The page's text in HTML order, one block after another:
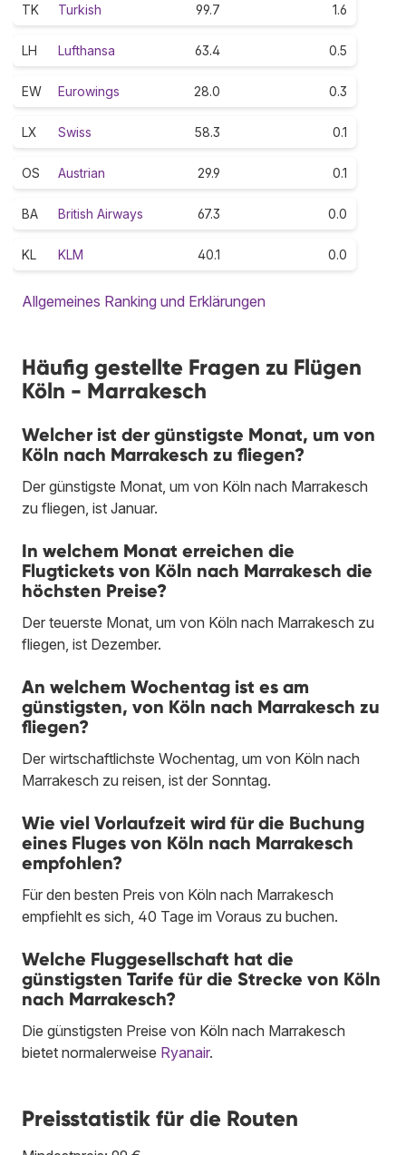
TK Turkish 99.7 1.6
LH Lufthansa 63.4 0.5
EW Eurowings 28.0 0.3
LX Swiss 58.3 0.1
OS Austrian 29.9 0.1
BA British Airways 67.3 0.0
KL KLM 40.1 0.0
Allgemeines Ranking und Erklärungen
Häufig gestellte Fragen zu Flügen
Köln - Marrakesch
Welcher ist der günstigste Monat, um von
Köln nach Marrakesch zu fliegen?
Der günstigste Monat, um von Köln nach Marrakesch
zu fliegen, ist Januar.
In welchem Monat erreichen die
Flugtickets von Köln nach Marrakesch die
höchsten Preise?
Der teuerste Monat, um von Köln nach Marrakesch zu
fliegen, ist Dezember.
An welchem Wochentag ist es am
günstigsten, von Köln nach Marrakesch zu
fliegen?
Der wirtschaftlichste Wochentag, um von Köln nach
Marrakesch zu reisen, ist der Sonntag.
Wie viel Vorlaufzeit wird für die Buchung
eines Fluges von Köln nach Marrakesch
empfohlen?
Für den besten Preis von Köln nach Marrakesch
empfiehlt es sich, 40 Tage im Voraus zu buchen.
Welche Fluggesellschaft hat die
günstigsten Tarife für die Strecke von Köln
nach Marrakesch?
Die günstigsten Preise von Köln nach Marrakesch
bietet normalerweise Ryanair.
Preisstatistik für die Routen